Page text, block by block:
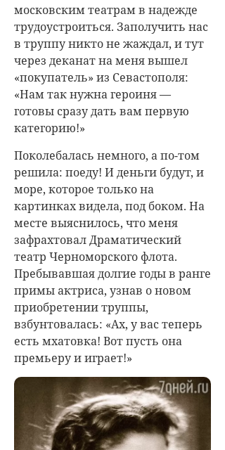
московским театрам в надежде
трудоустроиться. Заполучить нас
в труппу никто не жаждал, и тут
через деканат на меня вышел
«покупатель» из Севастополя:
«Нам так нужна героиня —
готовы сразу дать вам первую
категорию!»
Поколебалась немного, а по-том
решила: поеду! И деньги будут, и
море, которое только на
картинках видела, под боком. На
месте выяснилось, что меня
зафрахтовал Драматический
театр Черноморского флота.
Пребывавшая долгие годы в ранге
примы актриса, узнав о новом
приобретении труппы,
взбунтовалась: «Ах, у вас теперь
есть мхатовка! Вот пусть она
премьеру и играет!»